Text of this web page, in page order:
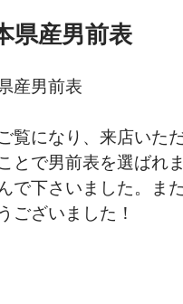
県産男前表
産男前表
覧になり、来店いた
とで男前表を選ばれ
で下さいました。ま
ございました！